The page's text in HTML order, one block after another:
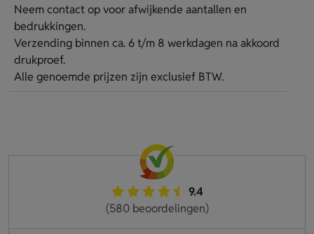
Neem contact op voor afwijkende aantallen en
bedrukkingen.
Verzending binnen ca. 6 t/m 8 werkdagen na akkoord
drukproef.
Alle genoemde prijzen zijn exclusief BTW.
9.4
(580 beoordelingen)